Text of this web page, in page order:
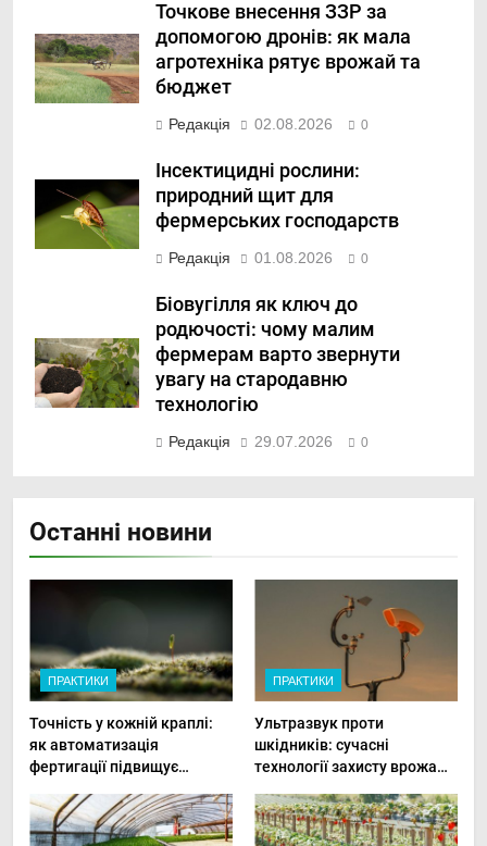
Точкове внесення ЗЗР за
допомогою дронів: як мала
агротехніка рятує врожай та
бюджет
Редакція 02.08.2026 0
Інсектицидні рослини:
природний щит для
фермерських господарств
Редакція 01.08.2026 0
Біовугілля як ключ до
родючості: чому малим
фермерам варто звернути
увагу на стародавню
технологію
Редакція 29.07.2026 0
Останні новини
ПРАКТИКИ
Точність у кожній краплі:
як автоматизація
фертигації підвищує
ПРАКТИКИ
Ультразвук проти
шкідників: сучасні
технології захисту врожаю